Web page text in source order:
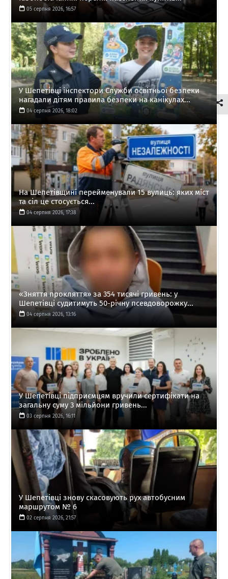
05 серпня 2026, 16:57
У Шепетівці інспектори Служби освітньої безпеки
нагадали дітям правила безпеки на канікулах...
04 серпня 2026, 18:02
На Шепетівщині перейменували 15 вулиць: яких міст
та сіл це стосується...
04 серпня 2026, 17:38
«Зняття прокляття» за 354 тисячі гривень: у
Шепетівці судитимуть 50-річну псевдоворожку...
04 серпня 2026, 13:16
У Шепетівці підприємцям вручили сертифікати на
загальну суму 3 мільйони гривень...
03 серпня 2026, 16:11
У Шепетівці знову скасовують рух автобусним
маршрутом № 6
02 серпня 2026, 21:57